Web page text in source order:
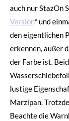
auch nur StazOn
Version* und
den eigentlichen
erkennen, außer
der Farbe ist.
lustige
Marzipan.
Beachte die